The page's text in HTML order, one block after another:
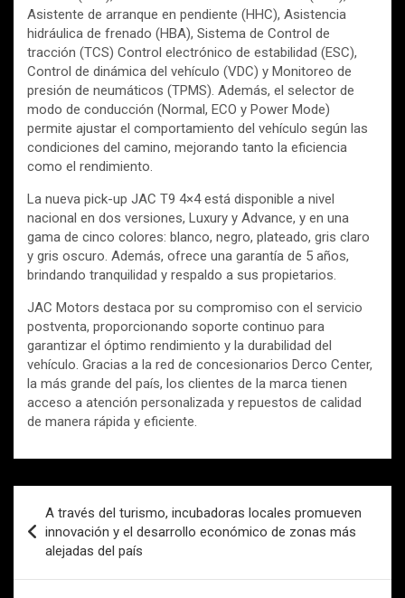
Asistente de arranque en pendiente (HHC), Asistencia
hidráulica de frenado (HBA), Sistema de Control de
tracción (TCS) Control electrónico de estabilidad (ESC),
Control de dinámica del vehículo (VDC) y Monitoreo de
presión de neumáticos (TPMS). Además, el selector de
modo de conducción (Normal, ECO y Power Mode)
permite ajustar el comportamiento del vehículo según las
condiciones del camino, mejorando tanto la eficiencia
como el rendimiento.
La nueva pick-up JAC T9 4×4 está disponible a nivel
nacional en dos versiones, Luxury y Advance, y en una
gama de cinco colores: blanco, negro, plateado, gris claro
y gris oscuro. Además, ofrece una garantía de 5 años,
brindando tranquilidad y respaldo a sus propietarios.
JAC Motors destaca por su compromiso con el servicio
postventa, proporcionando soporte continuo para
garantizar el óptimo rendimiento y la durabilidad del
vehículo. Gracias a la red de concesionarios Derco Center,
la más grande del país, los clientes de la marca tienen
acceso a atención personalizada y repuestos de calidad
de manera rápida y eficiente.
de
entradas
A través del turismo, incubadoras locales promueven
innovación y el desarrollo económico de zonas más
alejadas del país